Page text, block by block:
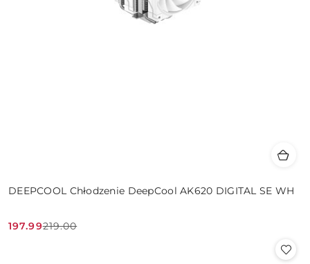
DEEPCOOL Chłodzenie DeepCool AK620 DIGITAL SE WH
Cena
197.99
Cena
219.00